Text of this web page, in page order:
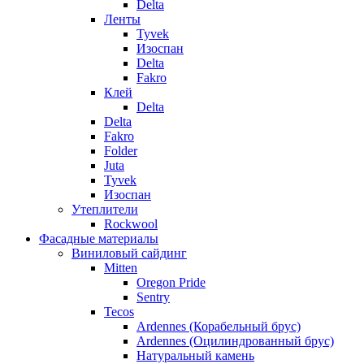
Delta
Ленты
Tyvek
Изоспан
Delta
Fakro
Клей
Delta
Delta
Fakro
Folder
Juta
Tyvek
Изоспан
Утеплители
Rockwool
Фасадные материалы
Виниловый сайдинг
Mitten
Oregon Pride
Sentry
Tecos
Ardennes (Корабельный брус)
Ardennes (Оцилиндрованный брус)
Натуральный камень